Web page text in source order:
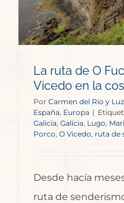
La ruta de O
Vicedo en la
Por Carmen del Río y
España Europa |
Galicia Galicia Lugo
Porco O Vicedo ruta de
Desde hacía
ruta de